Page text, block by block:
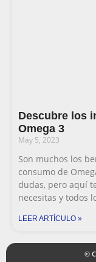
Descubre los
Omega 3
May 5, 2023
Son muchos los
consumo de
dudas, pero aquí
necesitas y todos
LEER ARTÍCULO »
©